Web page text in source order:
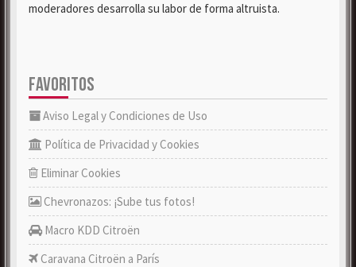
moderadores desarrolla su labor de forma altruista.
FAVORITOS
Aviso Legal y Condiciones de Uso
Política de Privacidad y Cookies
Eliminar Cookies
Chevronazos: ¡Sube tus fotos!
Macro KDD Citroën
Caravana Citroën a París